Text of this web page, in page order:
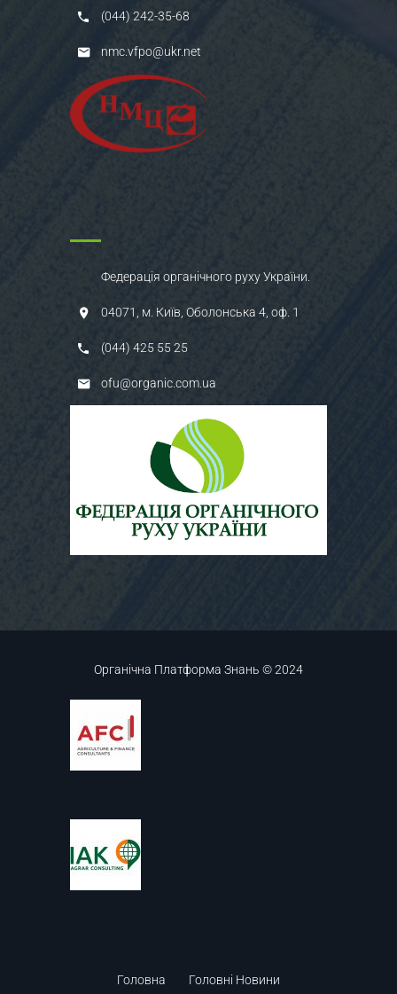
(044) 242-35-68
nmc.vfpo@ukr.net
Федерація органічного руху України.
04071, м. Київ, Оболонська 4, оф. 1
(044) 425 55 25
ofu@organic.com.ua
Органічна Платформа Знань © 2024
Головна Головні Новини